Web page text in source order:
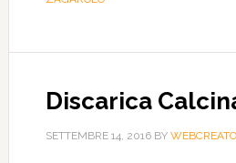
Discarica
SETTEMBRE 14, 2016BY